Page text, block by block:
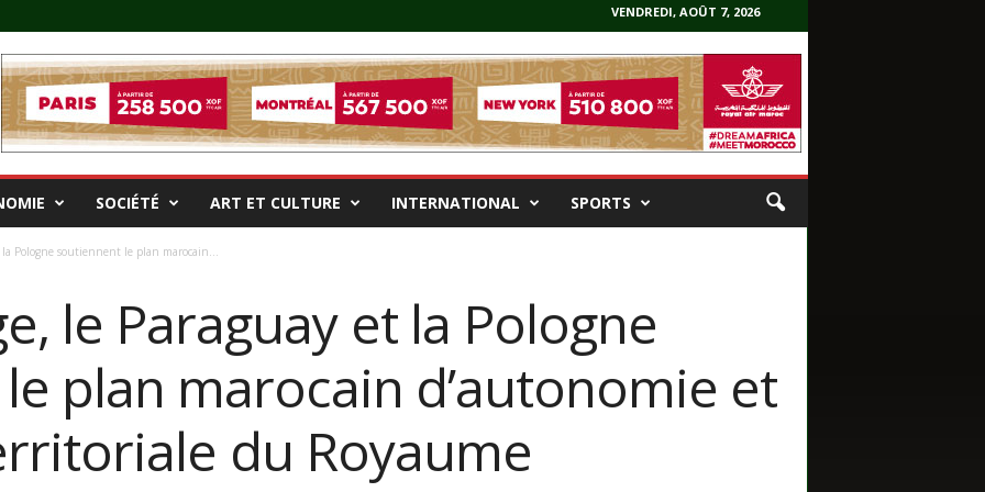
VENDREDI, AOÛT 7, 2026
SOCIÉTÉ ART ET CULTURE INTERNATIONAL SPORTS
la Pologne soutiennent le plan marocain...
le Paraguay et la Pologne
plan marocain d’autonomie et
du Royaume